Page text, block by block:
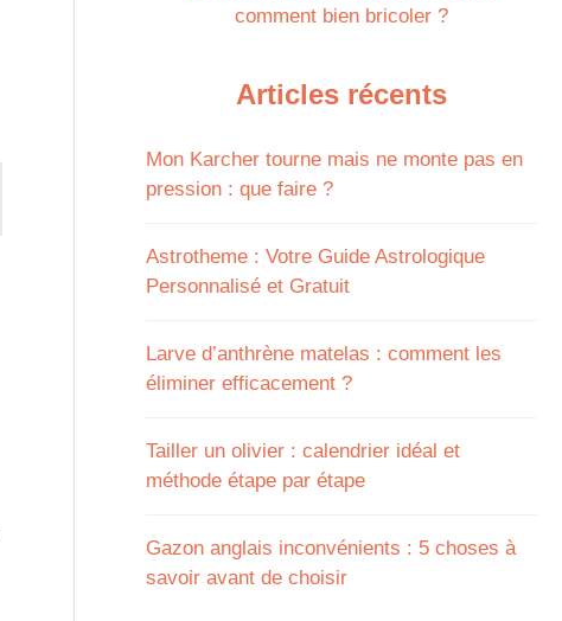
comment bien bricoler ?
Articles récents
Mon Karcher tourne mais ne monte pas en
pression : que faire ?
Astrotheme : Votre Guide Astrologique
Personnalisé et Gratuit
Larve d’anthrène matelas : comment les
éliminer efficacement ?
Tailler un olivier : calendrier idéal et
méthode étape par étape
Gazon anglais inconvénients : 5 choses à
savoir avant de choisir